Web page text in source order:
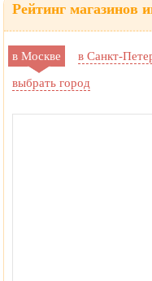
Рейтинг магазинов
в Москве в Санкт-
выбрать город